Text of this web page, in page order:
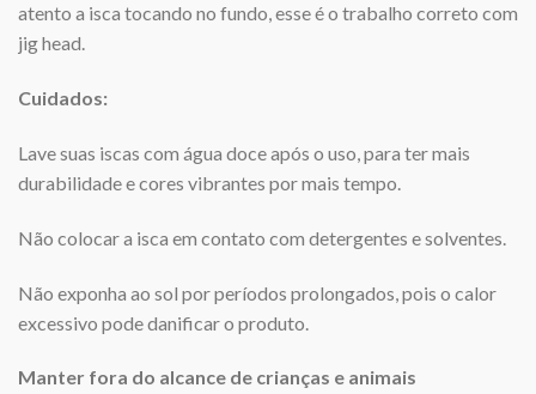
atento a isca tocando no fundo, esse é o trabalho correto com
jig head.
Cuidados:
Lave suas iscas com água doce após o uso, para ter mais
durabilidade e cores vibrantes por mais tempo.
Não colocar a isca em contato com detergentes e solventes.
Não exponha ao sol por períodos prolongados, pois o calor
excessivo pode danificar o produto.
Manter fora do alcance de crianças e animais